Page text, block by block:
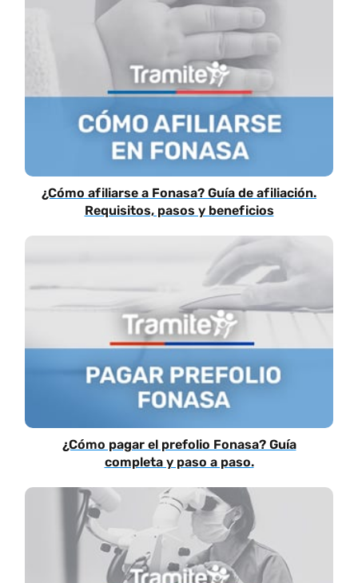
¿Cómo afiliarse a Fonasa? Guía de afiliación.
Requisitos, pasos y beneficios
¿Cómo pagar el prefolio Fonasa? Guía
completa y paso a paso.